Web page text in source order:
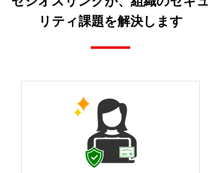
リティ課題を解決します